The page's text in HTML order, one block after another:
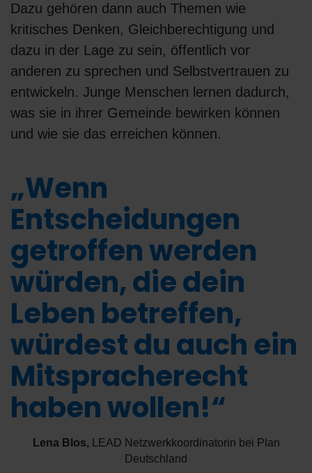
Dazu gehören dann auch Themen wie
kritisches Denken, Gleichberechtigung und
dazu in der Lage zu sein, öffentlich vor
anderen zu sprechen und Selbstvertrauen zu
entwickeln. Junge Menschen lernen dadurch,
was sie in ihrer Gemeinde bewirken können
und wie sie das erreichen können.
„Wenn
Entscheidungen
getroffen werden
würden, die dein
Leben betreffen,
würdest du auch ein
Mitspracherecht
haben wollen!“
Lena Blos,
LEAD Netzwerkkoordinatorin bei Plan
Deutschland